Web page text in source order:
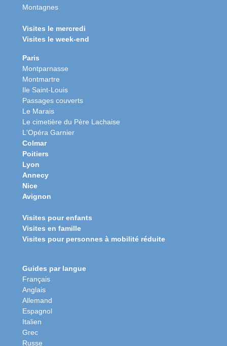
Montagnes
Visites le mercredi
Visites le week-end
Paris
Montparnasse
Montmartre
Ile Saint-Louis
Passages couverts
Le Marais
Le cimetière du Père Lachaise
L'Opéra Garnier
Colmar
Poitiers
Lyon
Annecy
Nice
Avignon
Visites pour enfants
Visites en famille
Visites pour personnes à mobilité réduite
Guides par langue
Français
Anglais
Allemand
Espagnol
Italien
Grec
Russe